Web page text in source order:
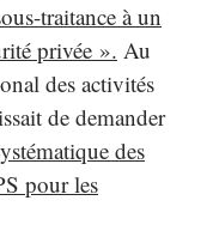
traitance à un
privée ». Au
des activités
de demander
des
pour les